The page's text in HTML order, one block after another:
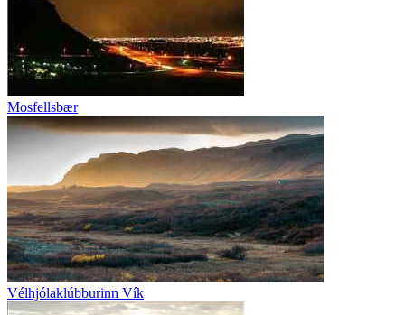
Mosfellsbær
Vélhjólaklúbburinn Vík